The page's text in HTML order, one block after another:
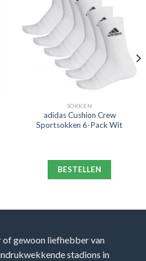
SOKKEN
adidas Cushion Crew
Sportsokken 6-Pack Wit
BESTELLEN
of gewoon liefhebber van
stadions in